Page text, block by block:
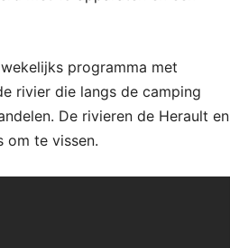
programma met
rivier die langs de camping
De rivieren de Herault en
om te vissen.